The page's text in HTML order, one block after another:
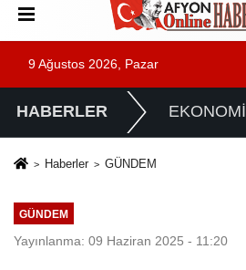
9 Ağustos 2026, Pazar
HABERLER EKONOMİ
Haberler GÜNDEM
GÜNDEM
Yayınlanma: 09 Haziran 2025 - 11:20